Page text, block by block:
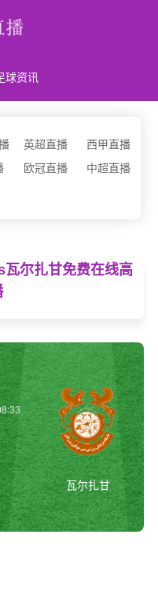
球资讯
英超直播
西甲直播
欧冠直播
中超直播
尔扎甘免费在线高
瓦尔扎甘